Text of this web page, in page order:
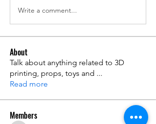
Write a comment...
About
Talk about anything related to 3D
printing, props, toys and ...
Read more
Members